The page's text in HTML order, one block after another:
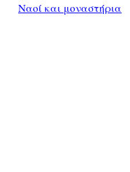
Ναοί και μοναστήρια